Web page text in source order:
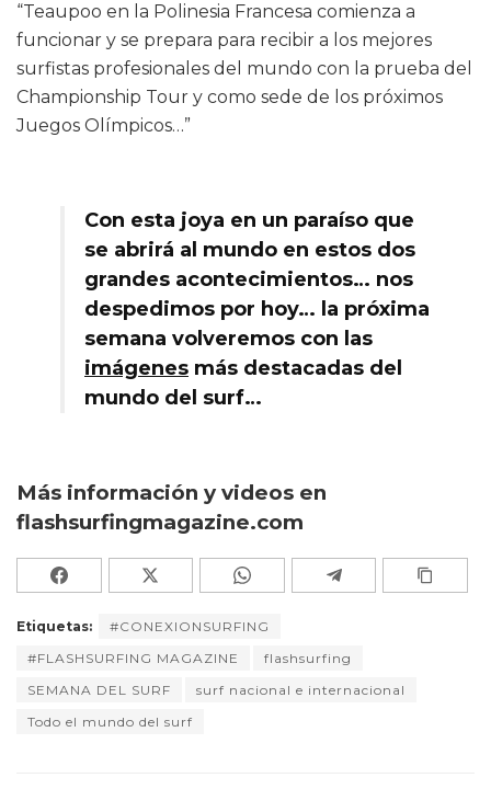
“Teaupoo en la Polinesia Francesa comienza a
funcionar y se prepara para recibir a los mejores
surfistas profesionales del mundo con la prueba del
Championship Tour y como sede de los próximos
Juegos Olímpicos…”
Con esta joya en un paraíso que
se abrirá al mundo en estos dos
grandes acontecimientos… nos
despedimos por hoy… la próxima
semana volveremos con las
imágenes más destacadas del
mundo del surf…
Más información y videos en
flashsurfingmagazine.com
Etiquetas:
#CONEXIONSURFING
#FLASHSURFING MAGAZINE
flashsurfing
SEMANA DEL SURF
surf nacional e internacional
Todo el mundo del surf